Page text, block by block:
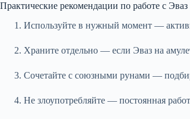
Практические рекомендации по работе с Эваз
Используйте в нужный момент —
Храните отдельно — если Эваз на
Сочетайте с союзными рунами —
Не злоупотребляйте — постоянная